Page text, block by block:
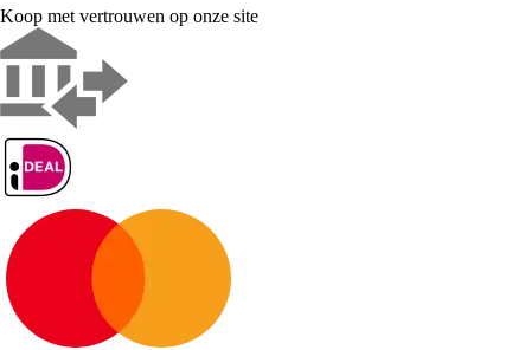
Koop met vertrouwen op onze site